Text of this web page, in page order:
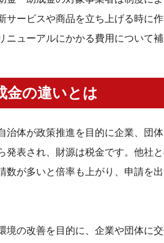
ホームページ作成は補助金を活用
サービスや商品を立ち上げる時に
ニューアルにかかる費用について
金の違いとは
治体が政策推進を目的に企業、団
発表され、財源は税金です。他社
数が多いと倍率も上がり、申請を
境の改善を目的に、企業や団体に